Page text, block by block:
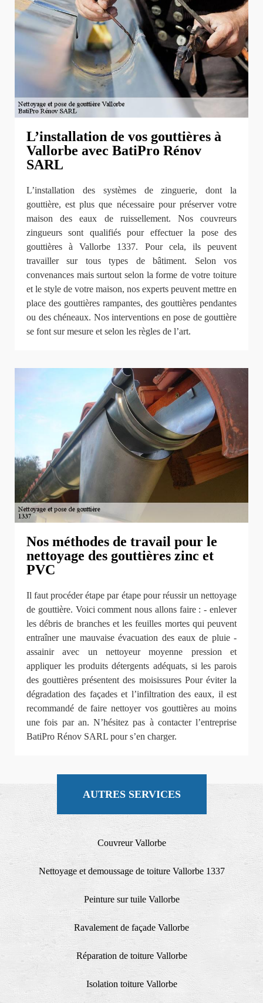
L’installation de vos gouttières à
Vallorbe avec BatiPro Rénov
SARL
L’installation des systèmes de zinguerie, dont la
gouttière, est plus que nécessaire pour préserver votre
maison des eaux de ruissellement. Nos couvreurs
zingueurs sont qualifiés pour effectuer la pose des
gouttières à Vallorbe 1337. Pour cela, ils peuvent
travailler sur tous types de bâtiment. Selon vos
convenances mais surtout selon la forme de votre toiture
et le style de votre maison, nos experts peuvent mettre en
place des gouttières rampantes, des gouttières pendantes
ou des chéneaux. Nos interventions en pose de gouttière
se font sur mesure et selon les règles de l’art.
Nos méthodes de travail pour le
nettoyage des gouttières zinc et
PVC
Il faut procéder étape par étape pour réussir un nettoyage
de gouttière. Voici comment nous allons faire : - enlever
les débris de branches et les feuilles mortes qui peuvent
entraîner une mauvaise évacuation des eaux de pluie -
assainir avec un nettoyeur moyenne pression et
appliquer les produits détergents adéquats, si les parois
des gouttières présentent des moisissures Pour éviter la
dégradation des façades et l’infiltration des eaux, il est
recommandé de faire nettoyer vos gouttières au moins
une fois par an. N’hésitez pas à contacter l’entreprise
BatiPro Rénov SARL pour s’en charger.
AUTRES SERVICES
Couvreur Vallorbe
Nettoyage et demoussage de toiture Vallorbe 1337
Peinture sur tuile Vallorbe
Ravalement de façade Vallorbe
Réparation de toiture Vallorbe
Isolation toiture Vallorbe